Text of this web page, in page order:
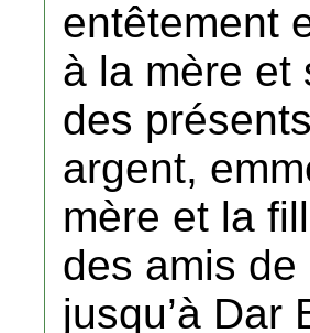
entêtement
à la mère et
des
argent,
mère et la
des amis
jusqu’à Dar